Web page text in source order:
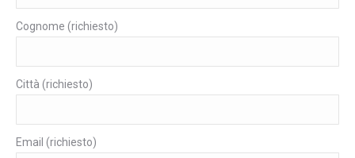
Cognome (richiesto)
Città (richiesto)
Email (richiesto)